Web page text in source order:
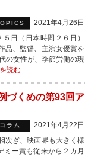
2021年4月26日
日（日本時間２６日）
品、監督、主演女優賞を
の女性が、季節労働の現
読む
づくめの第93回ア
コラム
2021年4月22日
次ぎ、映画界も大きく様
ー賞も従来から２カ月